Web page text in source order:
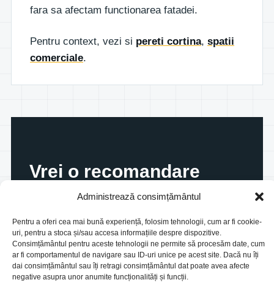
Administrează consimțământul
Pentru a oferi cea mai bună experiență, folosim tehnologii, cum ar fi cookie-
uri, pentru a stoca și/sau accesa informațiile despre dispozitive.
Consimțământul pentru aceste tehnologii ne permite să procesăm date, cum
ar fi comportamentul de navigare sau ID-uri unice pe acest site. Dacă nu îți
dai consimțământul sau îți retragi consimțământul dat poate avea afecte
negative asupra unor anumite funcționalități și funcții.
fara sa afectam functionarea fatadei.
Pentru context, vezi si pereti cortina, spatii
comerciale.
Vrei o recomandare
aplicata proiectului tau?
Trimite detaliile lucrarii si iti spunem ce
configuratie merita analizata.
Trimite detaliile